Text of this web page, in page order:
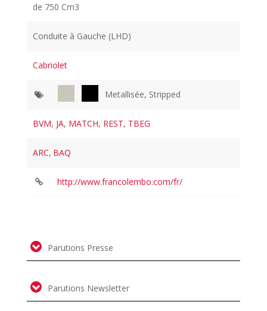
de 750 Cm3
Conduite à Gauche (LHD)
Cabriolet
Metallisée, Stripped
BVM, JA, MATCH, REST, TBEG
ARC, BAQ
http://www.francolembo.com/fr/
Parutions Presse
Parutions Newsletter